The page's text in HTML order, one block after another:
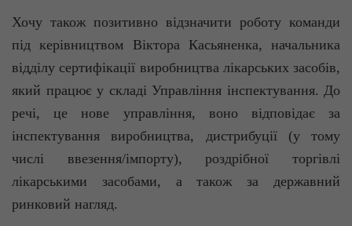
Хочу також позитивно відзначити роботу команди
під керівництвом Віктора Касьяненка, начальника
відділу сертифікації виробництва лікарських засобів,
який працює у складі Управління інспектування. До
речі, це нове управління, воно відповідає за
інспектування виробництва, дистрибуції (у тому
числі ввезення/імпорту), роздрібної торгівлі
лікарськими засобами, а також за державний
ринковий нагляд.